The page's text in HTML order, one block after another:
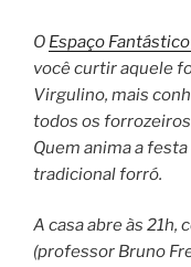
O Espaço
você curtir aquele
Virgulino, mais
todos os
Quem anima a festa
tradicional forró.
A casa abre às 21h,
(professor Bruno